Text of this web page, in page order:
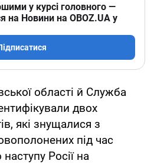
у курсі головного —
на Новини на OBOZ.UA у
області й Служба
двох
які знущалися з
під час
Росії на